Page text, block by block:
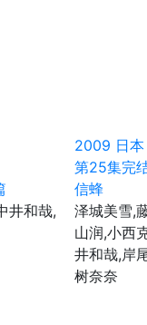
井和哉,
2009 日本
第25集完
信蜂
泽城美雪,
山润,小西
井和哉,岸
树奈奈